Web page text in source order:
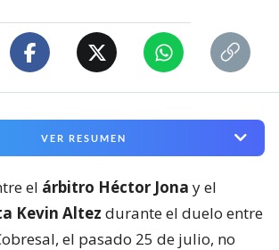
VER RESUMEN
el árbitro Héctor Jona y el
Kevin Altez durante el duelo entre
el pasado 25 de julio, no